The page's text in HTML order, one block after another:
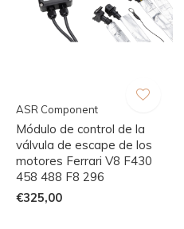
ASR Component
Módulo de control de la
válvula de escape de los
motores Ferrari V8 F430
458 488 F8 296
€325,00